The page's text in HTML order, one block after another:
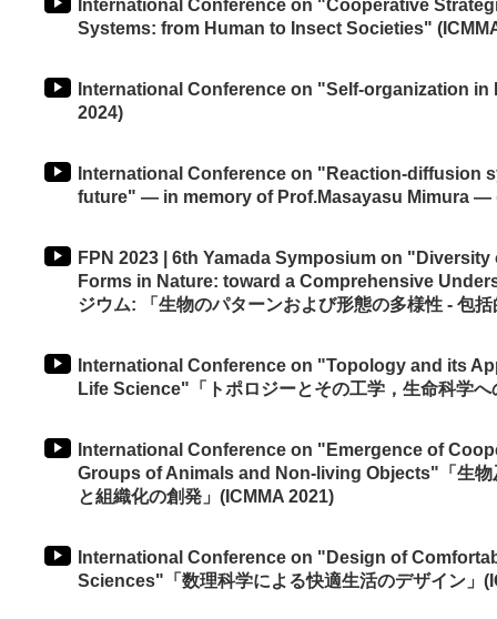
International Conference on "Cooperative
Systems: from Human to Insect Societies"
International Conference on "Self-organization in
2024)
International Conference on "Reaction-diffusion
future" — in memory of Prof.Masayasu Mimura —
FPN 2023 | 6th Yamada Symposium on
Forms in Nature: toward a Comprehensive
ジウム: 「生物のパターンおよび形態の多様性 - 包
International Conference on "Topology and its
Life Science"「トポロジーとその工学，生命科学へ
International Conference on "Emergence of
Groups of Animals and Non-living Objects"「生物
と組織化の創発」(ICMMA 2021)
International Conference on "Design of
Sciences"「数理科学による快適生活のデザイン」